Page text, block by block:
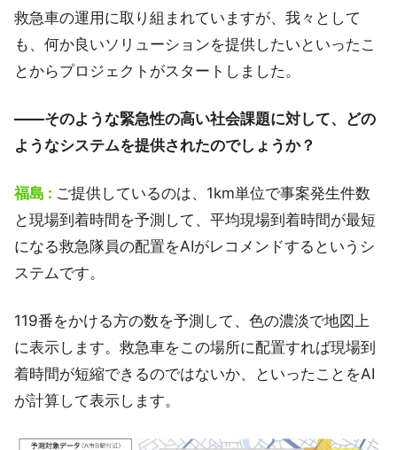
救急車の運用に取り組まれていますが、我々として
も、何か良いソリューションを提供したいといったこ
とからプロジェクトがスタートしました。
――そのような緊急性の高い社会課題に対して、どの
ようなシステムを提供されたのでしょうか？
福島 : ご提供しているのは、1km単位で事案発生件数
と現場到着時間を予測して、平均現場到着時間が最短
になる救急隊員の配置をAIがレコメンドするというシ
ステムです。
119番をかける方の数を予測して、色の濃淡で地図上
に表示します。救急車をこの場所に配置すれば現場到
着時間が短縮できるのではないか、といったことをAI
が計算して表示します。